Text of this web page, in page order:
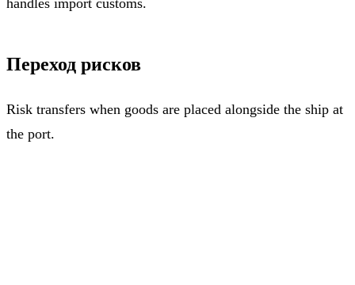
handles import customs.
Переход рисков
Risk transfers when goods are placed alongside the ship at
the port.